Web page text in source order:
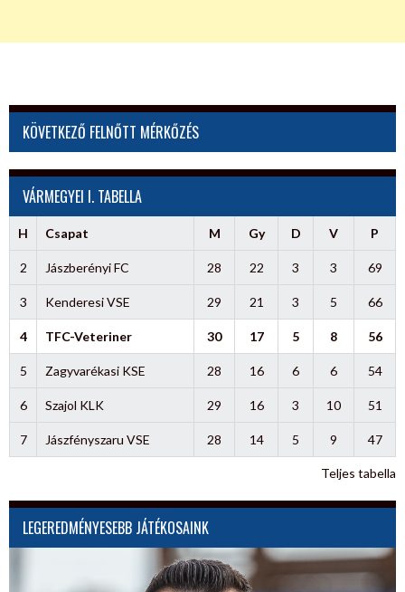
KÖVETKEZŐ FELNŐTT MÉRKŐZÉS
VÁRMEGYEI I. TABELLA
H Csapat M Gy D V P
2 Jászberényi FC 28 22 3 3 69
3 Kenderesi VSE 29 21 3 5 66
4 TFC-Veteriner 30 17 5 8 56
5 Zagyvarékasi KSE 28 16 6 6 54
6 Szajol KLK 29 16 3 10 51
7 Jászfényszaru VSE 28 14 5 9 47
Teljes tabella
LEGEREDMÉNYESEBB JÁTÉKOSAINK